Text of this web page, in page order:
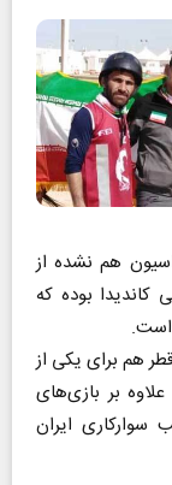
هم نشده از
کاندیدا بوده که
است.
هم برای یکی از
بر بازی‌های
ایران